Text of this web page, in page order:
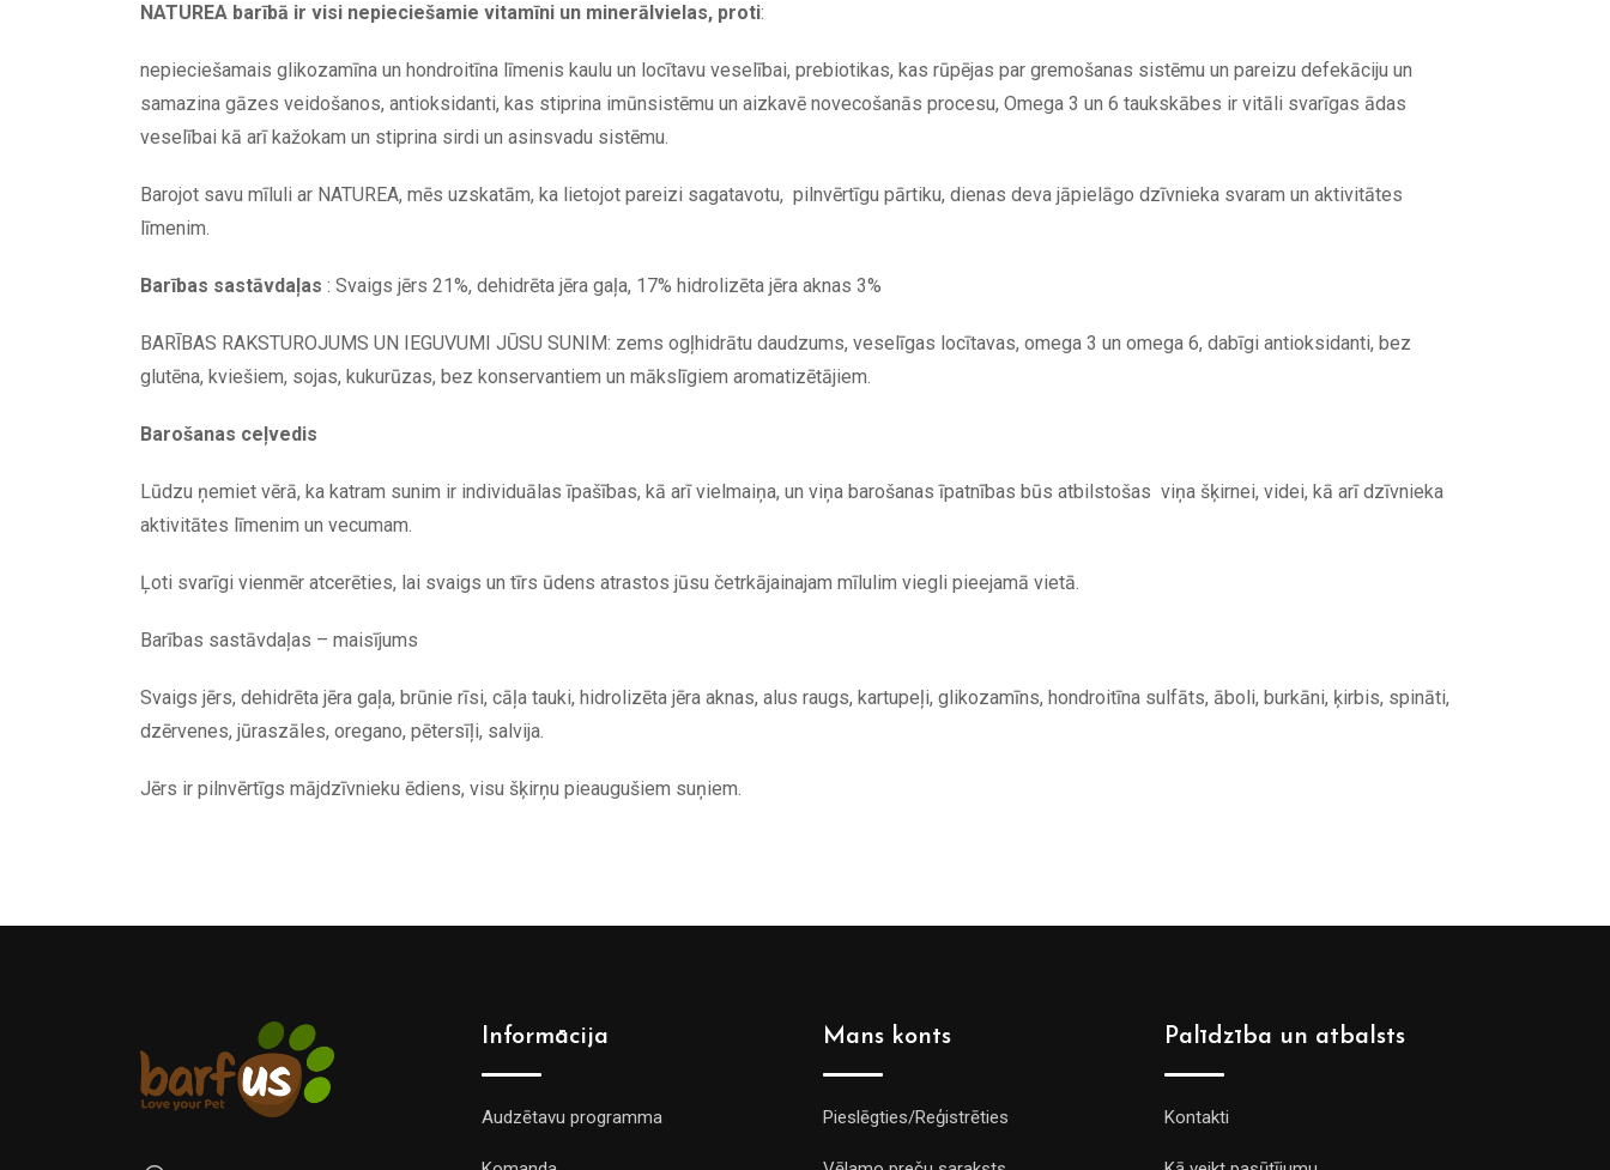
NATUREA barībā ir visi nepieciešamie vitamīni un minerālvielas, proti:
nepieciešamais glikozamīna un hondroitīna līmenis kaulu un locītavu veselībai, prebiotikas, kas rūpējas par gremošanas sistēmu un pareizu defekāciju un
samazina gāzes veidošanos, antioksidanti, kas stiprina imūnsistēmu un aizkavē novecošanās procesu, Omega 3 un 6 taukskābes ir vitāli svarīgas ādas
veselībai kā arī kažokam un stiprina sirdi un asinsvadu sistēmu.
Barojot savu mīluli ar NATUREA, mēs uzskatām, ka lietojot pareizi sagatavotu, pilnvērtīgu pārtiku, dienas deva jāpielāgo dzīvnieka svaram un aktivitātes
līmenim.
Barības sastāvdaļas : Svaigs jērs 21%, dehidrēta jēra gaļa, 17% hidrolizēta jēra aknas 3%
BARĪBAS RAKSTUROJUMS UN IEGUVUMI JŪSU SUNIM: zems ogļhidrātu daudzums, veselīgas locītavas, omega 3 un omega 6, dabīgi antioksidanti, bez
glutēna, kviešiem, sojas, kukurūzas, bez konservantiem un mākslīgiem aromatizētājiem.
Barošanas ceļvedis
Lūdzu ņemiet vērā, ka katram sunim ir individuālas īpašības, kā arī vielmaiņa, un viņa barošanas īpatnības būs atbilstošas viņa šķirnei, videi, kā arī dzīvnieka
aktivitātes līmenim un vecumam.
Ļoti svarīgi vienmēr atcerēties, lai svaigs un tīrs ūdens atrastos jūsu četrkājainajam mīlulim viegli pieejamā vietā.
Barības sastāvdaļas – maisījums
Svaigs jērs, dehidrēta jēra gaļa, brūnie rīsi, cāļa tauki, hidrolizēta jēra aknas, alus raugs, kartupeļi, glikozamīns, hondroitīna sulfāts, āboli, burkāni, ķirbis, spināti,
dzērvenes, jūraszāles, oregano, pētersīļi, salvija.
Jērs ir pilnvērtīgs mājdzīvnieku ēdiens, visu šķirņu pieaugušiem suņiem.
Informācija
Audzētavu programma
Mans konts
Pieslēgties/Reģistrēties
Palīdzība un atbalsts
Kontakti